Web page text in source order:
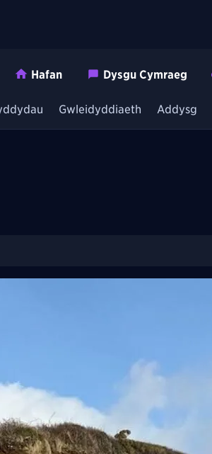
Hafan Dysgu Cymraeg
Gwleidyddiaeth Addysg